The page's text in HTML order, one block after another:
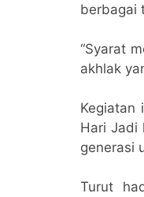
berbagai
“Syarat
akhlak
Kegiatan
Hari Jadi
generasi
Turut